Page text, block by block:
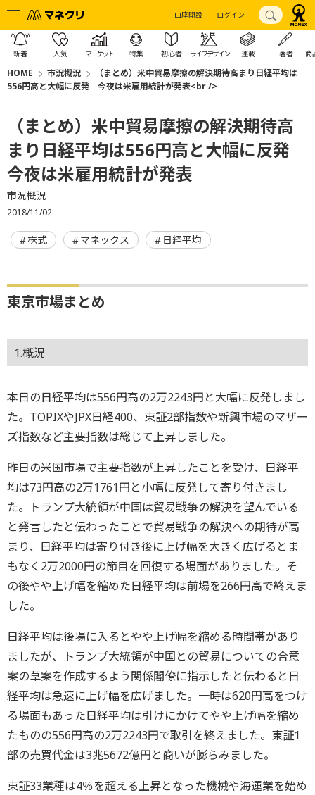
口座開設 ログイン
新着 人気 マーケット 特集 初心者 ライフデザイン 連載 著者 商
HOME 市況概況
（まとめ）米中貿易摩擦の解決期待高まり日経平均は
556円高と大幅に反発 今夜は米雇用統計が発表<br />
（まとめ）米中貿易摩擦の解決期待高
まり日経平均は556円高と大幅に反発
今夜は米雇用統計が発表
市況概況
2018/11/02
株式 マネックス 日経平均
東京市場まとめ
1.概況
本日の日経平均は556円高の2万2243円と大幅に反発しまし
た。TOPIXやJPX日経400、東証2部指数や新興市場のマザー
ズ指数など主要指数は総じて上昇しました。
昨日の米国市場で主要指数が上昇したことを受け、日経平
均は73円高の2万1761円と小幅に反発して寄り付きまし
た。トランプ大統領が中国は貿易戦争の解決を望んでいる
と発言したと伝わったことで貿易戦争の解決への期待が高
まり、日経平均は寄り付き後に上げ幅を大きく広げるとま
もなく2万2000円の節目を回復する場面がありました。そ
の後やや上げ幅を縮めた日経平均は前場を266円高で終えま
した。
日経平均は後場に入るとやや上げ幅を縮める時間帯があり
ましたが、トランプ大統領が中国との貿易についての合意
案の草案を作成するよう関係閣僚に指示したと伝わると日
経平均は急速に上げ幅を広げました。一時は620円高をつけ
る場面もあった日経平均は引けにかけてやや上げ幅を縮め
たものの556円高の2万2243円で取引を終えました。東証1
部の売買代金は3兆5672億円と商いが膨らみました。
東証33業種は4％を超える上昇となった機械や海運業を始め